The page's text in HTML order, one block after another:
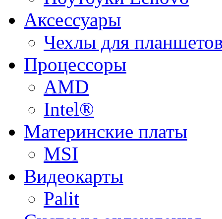
Аксессуары
Чехлы для
Процессоры
AMD
Intel®
Материнские платы
MSI
Видеокарты
Palit